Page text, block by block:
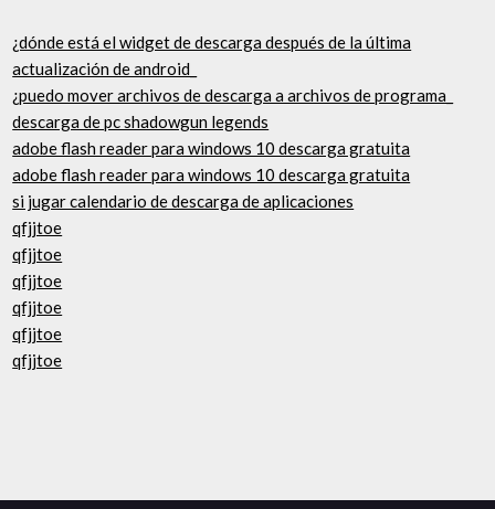
¿dónde está el widget de descarga después de la última
actualización de android_
¿puedo mover archivos de descarga a archivos de programa_
descarga de pc shadowgun legends
adobe flash reader para windows 10 descarga gratuita
adobe flash reader para windows 10 descarga gratuita
si jugar calendario de descarga de aplicaciones
qfjjtoe
qfjjtoe
qfjjtoe
qfjjtoe
qfjjtoe
qfjjtoe